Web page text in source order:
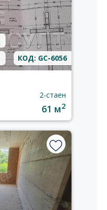
КОД: GC-6056
2-стаен
61 м2